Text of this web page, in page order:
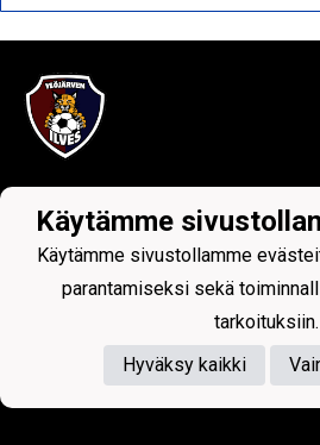
Ylöjärven Ilves ry
Kuruntie 26, 33480 Ylöjärvi
Käytämme
Käytämme sivustollamme
parantamiseksi sekä
tarkoituksiin.
Hyväksy kaikki